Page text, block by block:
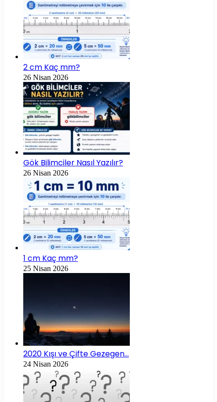
2 cm Kaç mm?
26 Nisan 2026
Gök Bilimciler Nasıl Yazılır?
26 Nisan 2026
1 cm Kaç mm?
25 Nisan 2026
2020 Kışı ve Çifte Gezegen…
24 Nisan 2026